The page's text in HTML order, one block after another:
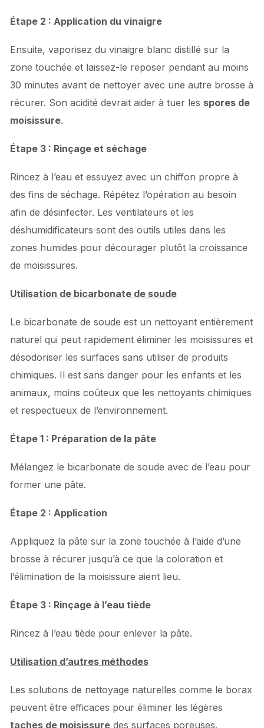
Étape 2 : Application du vinaigre
Ensuite, vaporisez du vinaigre blanc distillé sur la
zone touchée et laissez-le reposer pendant au moins
30 minutes avant de nettoyer avec une autre brosse à
récurer. Son acidité devrait aider à tuer les spores de
moisissure.
Étape 3 : Rinçage et séchage
Rincez à l’eau et essuyez avec un chiffon propre à
des fins de séchage. Répétez l’opération au besoin
afin de désinfecter. Les ventilateurs et les
déshumidificateurs sont des outils utiles dans les
zones humides pour décourager plutôt la croissance
de moisissures.
Utilisation de bicarbonate de soude
Le bicarbonate de soude est un nettoyant entièrement
naturel qui peut rapidement éliminer les moisissures et
désodoriser les surfaces sans utiliser de produits
chimiques. Il est sans danger pour les enfants et les
animaux, moins coûteux que les nettoyants chimiques
et respectueux de l’environnement.
Étape 1 : Préparation de la pâte
Mélangez le bicarbonate de soude avec de l’eau pour
former une pâte.
Étape 2 : Application
Appliquez la pâte sur la zone touchée à l’aide d’une
brosse à récurer jusqu’à ce que la coloration et
l’élimination de la moisissure aient lieu.
Étape 3 : Rinçage à l’eau tiède
Rincez à l’eau tiède pour enlever la pâte.
Utilisation d’autres méthodes
Les solutions de nettoyage naturelles comme le borax
peuvent être efficaces pour éliminer les légères
taches de moisissure des surfaces poreuses.